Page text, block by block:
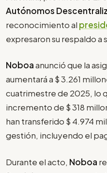
Autónomos
reconocimiento al
expresaron su respaldo a
Noboaanunció que la
aumentará a $ 3.261
cuatrimestre de 2025, lo
incremento de $ 318
han transferido $ 4.974
gestión, incluyendo el
Durante el acto, Noboa